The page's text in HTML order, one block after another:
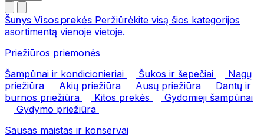
Šunys Visos prekės Peržiūrėkite visą šios kategorijos
asortimentą vienoje vietoje.
Priežiūros priemonės
Šampūnai ir kondicionieriai
Šukos ir šepečiai
Nagų
priežiūra
Akių priežiūra Ausų priežiūra
Dantų ir
burnos priežiūra
Kitos prekės
Gydomieji šampūnai
Gydymo priežiūra
Sausas maistas ir konservai